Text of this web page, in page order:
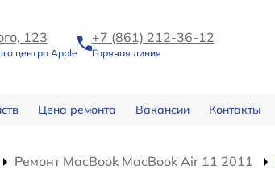
123
центра Apple
+7 (861) 212-36-12
Горячая линия
Цена ремонта Вакансии Контакты
Ремонт MacBook MacBook Air 11 2011